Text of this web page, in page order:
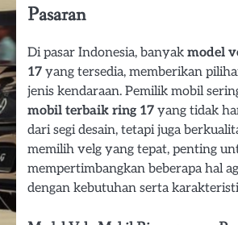
Pasaran
Di pasar Indonesia, banyak model
17 yang tersedia, memberikan
jenis kendaraan. Pemilik mobil
mobil terbaik ring 17 yang tidak
dari segi desain, tetapi juga
memilih velg yang tepat, penting
mempertimbangkan beberapa hal
dengan kebutuhan serta